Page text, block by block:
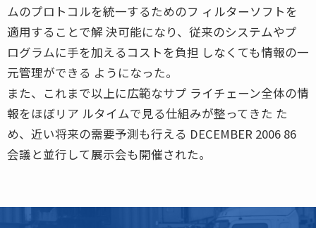
ムのプロトコルを統一するためのフ ィルターソフトを
適用することで解 決可能になり、従来のシステムやプ
ログラムに手を加えるコストを負担 しなくても情報の一
元管理ができる ようになった。
また、これまで以上に広範なサプ ライチェーン全体の情
報をほぼリア ルタイムで見る仕組みが整ってきた た
め、近い将来の需要予測も行える DECEMBER 2006 86
会議と並行して展示会も開催された。